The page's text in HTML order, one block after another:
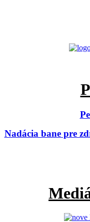
Nadácia bane pre